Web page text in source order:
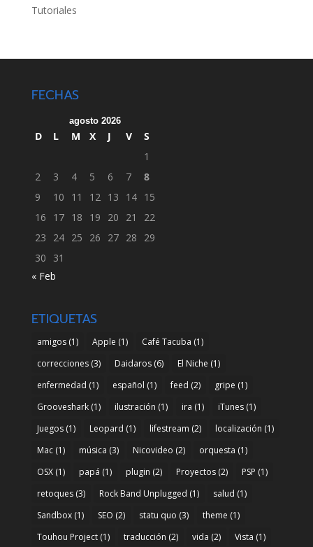
Tutoriales
FECHAS
agosto 2026
D L M X J V
S
1
2
3 4 5 6 7
8
9
10 11 12 13 14 15
16
17 18 19 20 21
22
23
24 25 26 27 28
29
30
31
« Feb
ETIQUETAS
amigos(1) Apple (1) Café Tacuba (1)
correcciones(3) Daidaros(6) El Niche (1)
enfermedad (1) español (1) feed (2) gripe (1)
Grooveshark(1) ilustración (1) ira (1) iTunes(1)
Juegos(1) Leopard (1) lifestream (2) localización (1)
Mac(1) música (3) Nicovideo (2) orquesta (1)
OSX(1) papá (1) plugin (2) Proyectos(2) PSP (1)
retoques(3) Rock Band Unplugged (1) salud (1)
Sandbox(1) SEO (2) statu quo (3) theme (1)
Touhou Project(1) traducción (2) vida (2) Vista (1)